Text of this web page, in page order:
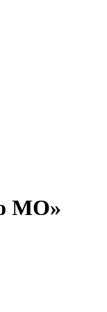
МО»